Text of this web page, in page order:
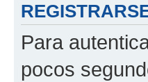
Para
pocos